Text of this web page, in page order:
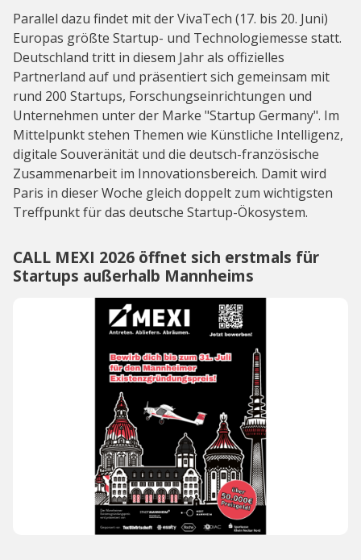
Parallel dazu findet mit der VivaTech (17. bis 20. Juni)
Europas größte Startup- und Technologiemesse statt.
Deutschland tritt in diesem Jahr als offizielles
Partnerland auf und präsentiert sich gemeinsam mit
rund 200 Startups, Forschungseinrichtungen und
Unternehmen unter der Marke "Startup Germany". Im
Mittelpunkt stehen Themen wie Künstliche Intelligenz,
digitale Souveränität und die deutsch-französische
Zusammenarbeit im Innovationsbereich. Damit wird
Paris in dieser Woche gleich doppelt zum wichtigsten
Treffpunkt für das deutsche Startup-Ökosystem.
CALL MEXI 2026 öffnet sich erstmals für
Startups außerhalb Mannheims